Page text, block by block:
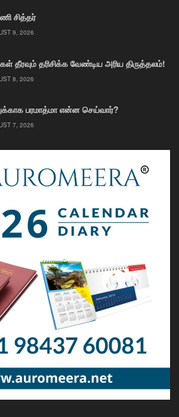
சித்தர்
9, 2026
தீரவும் தரிசிக்க வேண்டிய அரிய திருத்தலம்!
8, 2026
பரமாத்மா என்ன செய்வார்?
7, 2026